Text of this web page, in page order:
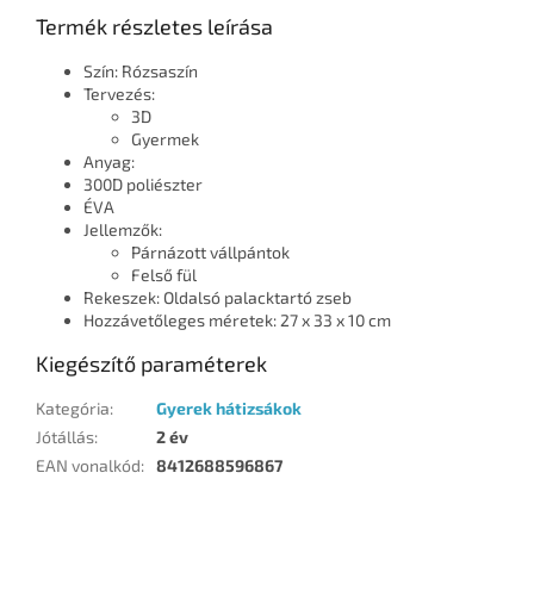
Termék részletes leírása
Szín: Rózsaszín
Tervezés:
3D
Gyermek
Anyag:
300D poliészter
ÉVA
Jellemzők:
Párnázott vállpántok
Felső fül
Rekeszek: Oldalsó palacktartó zseb
Hozzávetőleges méretek: 27 x 33 x 10 cm
Kiegészítő paraméterek
Kategória:
Gyerek hátizsákok
Jótállás:
2 év
EAN vonalkód: 8412688596867